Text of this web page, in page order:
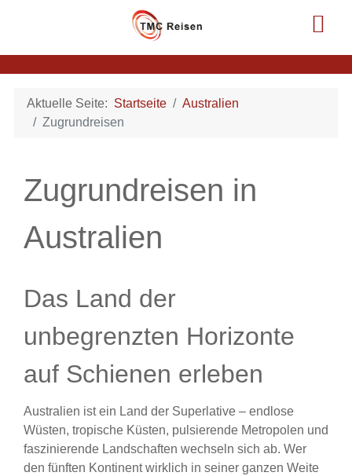
Aktuelle Seite: Startseite
Australien
Zugrundreisen
Zugrundreisen in
Australien
Das Land der
unbegrenzten Horizonte
auf Schienen erleben
Australien ist ein Land der Superlative – endlose
Wüsten, tropische Küsten, pulsierende Metropolen und
faszinierende Landschaften wechseln sich ab. Wer
den fünften Kontinent wirklich in seiner ganzen Weite